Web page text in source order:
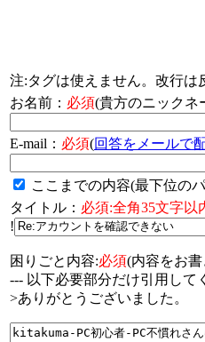
注:タグは使えません。改行は
お名前： 必須(貴方のニック
E-mail： 必須(回答をメールで
ここまでの内容(最下位の
タイトル： 必須:全角35文字以
!
困りごと内容:必須(内容をお
--- 以下必要部分だけ引用して
>ありがとうございました。